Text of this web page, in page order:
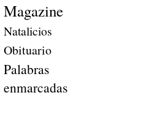
Magazine
Natalicios
Obituario
Palabras
enmarcadas